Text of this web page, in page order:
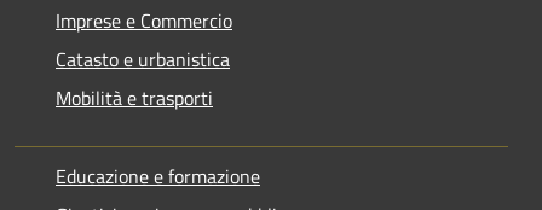
Imprese e Commercio
Catasto e urbanistica
Mobilità e trasporti
Educazione e formazione